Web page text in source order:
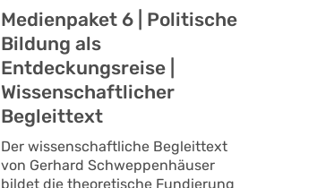
Medienpaket 6 | Politische
Bildung als
Entdeckungsreise |
Wissenschaftlicher
Begleittext
Der wissenschaftliche Begleittext
von Gerhard Schweppenhäuser
bildet die theoretische Fundierung